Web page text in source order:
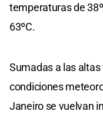
temperaturas de
63ºC.
Sumadas a las
condiciones
Janeiro se vuelvan